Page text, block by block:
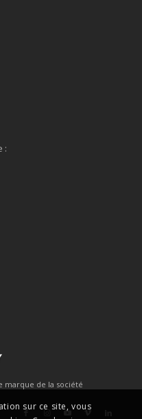
:
marque de la société
sur ce site, vous